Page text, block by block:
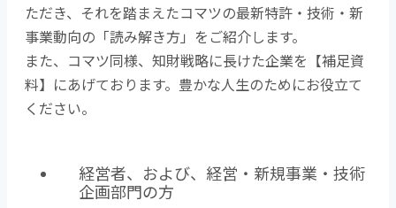
ただき、それを踏まえたコマツの最新特許・技術・新
事業動向の「読み解き方」をご紹介します。
また、コマツ同様、知財戦略に長けた企業を【補足資
料】にあげております。豊かな人生のためにお役立て
ください。
経営者、および、経営・新規事業・技術
企画部門の方